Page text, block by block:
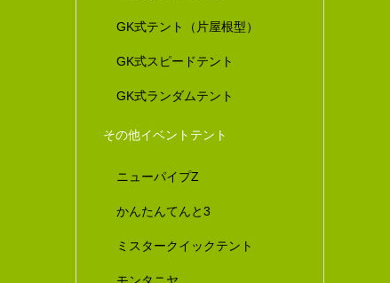
GK式テント（片屋根型）
GK式スピードテント
GK式ランダムテント
その他イベントテント
ニューパイプZ
かんたんてんと3
ミスタークイックテント